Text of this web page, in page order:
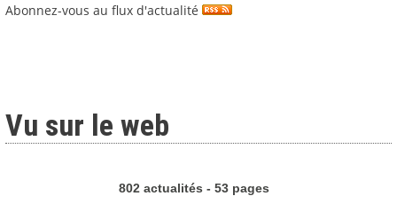
Abonnez-vous au flux d'actualité
Vu sur le web
802 actualités - 53 pages